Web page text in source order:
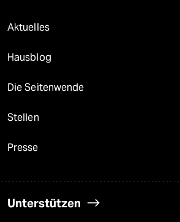
Aktuelles
Hausblog
Die Seitenwende
Stellen
Presse
Unterstützen